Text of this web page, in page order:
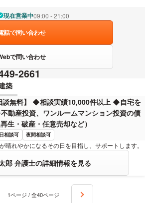
現在営業中09:00 - 21:00
話で問い合わせ
で問い合わせ
2661
築
談無料】 ◆相談実績10,000件以上 ◆自宅を
動産投資、ワンルームマンション投資の債
生・破産・任意売却など）
相談可 夜間相談可
晴れやかになるその日を目指し、サポートします。
郎 弁護士の詳細情報を見る
1ページ / 全40ページ